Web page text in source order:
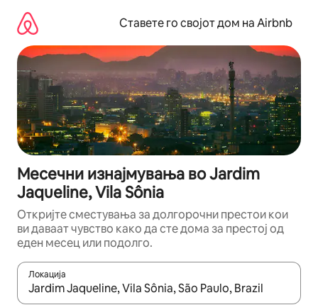
содржина
Ставете го својот дом на Airbnb
Месечни изнајмувања во Jardim
Jaqueline, Vila Sônia
Откријте сместувања за долгорочни престои кои
ви даваат чувство како да сте дома за престој од
еден месец или подолго.
Локација
Кога резултатите се достапни, движете се со копчињата